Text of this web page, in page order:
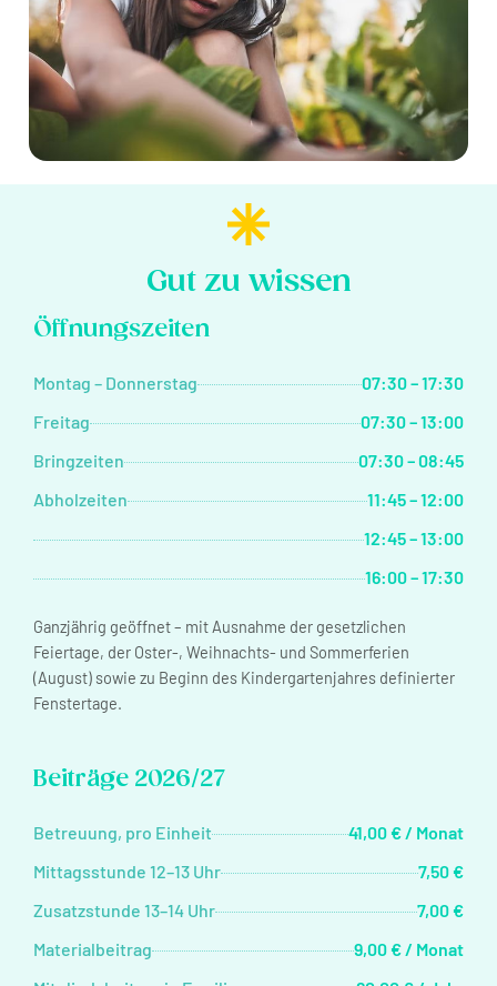
Gut zu wissen
Öffnungszeiten
Montag – Donnerstag
07:30 – 17:30
Freitag
07:30 – 13:00
Bringzeiten
07:30 – 08:45
Abholzeiten
11:45 – 12:00
12:45 – 13:00
16:00 – 17:30
Ganzjährig geöffnet – mit Ausnahme der gesetzlichen
Feiertage, der Oster-, Weihnachts- und Sommerferien
(August) sowie zu Beginn des Kindergartenjahres definierter
Fenstertage.
Beiträge 2026/27
Betreuung, pro Einheit
41,00 € / Monat
Mittagsstunde 12–13 Uhr
7,50 €
Zusatzstunde 13–14 Uhr
7,00 €
Materialbeitrag
9,00 € / Monat